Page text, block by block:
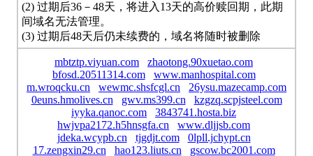
(2) 过期后36－48天，将进入13天的高价赎回期，此期
间域名无法管理。
(3) 过期后48天后仍未续费的，域名将随时被删除
mbtztp.viyuan.com
zhaotong.90xuetao.com
bfosd.20511314.com
www.manhospital.com
m.wroqcku.cn
wewmc.shsfcgl.cn
26ysu.mazecamp.com
0euns.hmolives.cn
gwv.ms399.cn
kzgzq.scpjsteel.com
iyyka.qanoc.com
3843741.hosta.biz
hwjvpa2172.h5hnsgfa.cn
www.dljjsb.com
jdeka.wcypb.cn
tjgdjt.com
0lpll.jchypt.cn
17.zengxin29.cn
hao123.liuts.cn
gscow.bc2001.com